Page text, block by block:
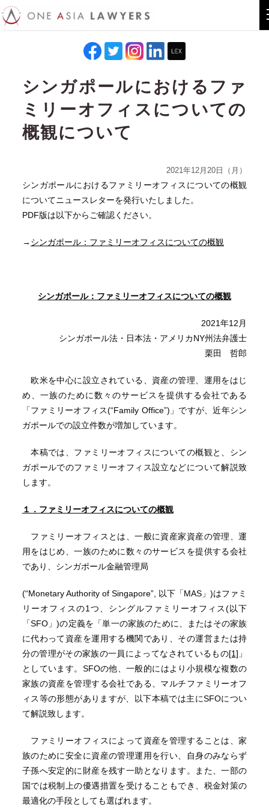
シンガポールにおけるファ
ミリーオフィスについての
概観について
2021年12月20日（月）
シンガポールにおけるファミリーオフィスについての概観
についてニュースレターを発行いたしました。
PDF版は以下からご確認ください。
→ シンガポール：ファミリーオフィスについての概観
シンガポール：ファミリーオフィスについての概観
2021年12月
シンガポール法・日本法・アメリカNY州法弁護士
栗田 哲郎
欧米を中心に設立されている、資産の管理、運用をはじ
め、一族のために数々のサービスを提供する会社である
「ファミリーオフィス(“Family Office”)」ですが、近年シン
ガポールでの設立件数が増加しています。
本稿では、ファミリーオフィスについての概観と、シン
ガポールでのファミリーオフィス設立などについて解説致
します。
１．ファミリーオフィスについての概観
ファミリーオフィスとは、一般に資産家資産の管理、運
用をはじめ、一族のために数々のサービスを提供する会社
であり、シンガポール金融管理局
(“Monetary Authority of Singapore”, 以下「MAS」)はファミ
リーオフィスの1つ、シングルファミリーオフィス(以下
「SFO」)の定義を「単一の家族のために、またはその家族
に代わって資産を運用する機関であり、その運営または持
分の管理がその家族の一員によってなされているもの[1] 」
としています。SFOの他、一般的にはより小規模な複数の
家族の資産を管理する会社である、マルチファミリーオフ
ィス等の形態がありますが、以下本稿では主にSFOについ
て解説致します。
ファミリーオフィスによって資産を管理することは、家
族のために安全に資産の管理運用を行い、自身のみならず
子孫へ安定的に財産を残す一助となります。また、一部の
国では税制上の優遇措置を受けることもでき、税金対策の
最適化の手段としても選ばれます。